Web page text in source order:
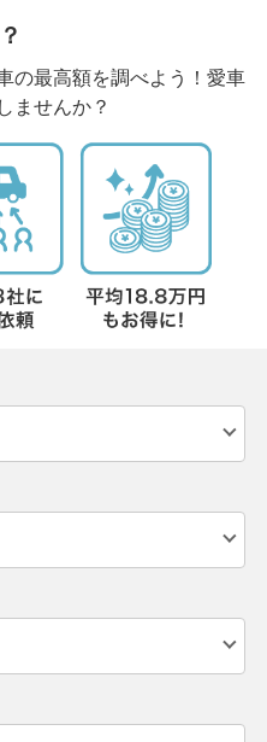
の最高額を調べよう！愛車
ませんか？